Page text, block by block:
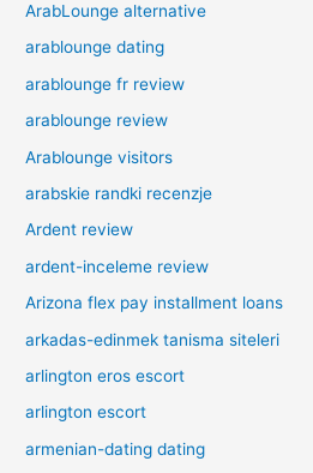
ArabLounge alternative
arablounge dating
arablounge fr review
arablounge review
Arablounge visitors
arabskie randki recenzje
Ardent review
ardent-inceleme review
Arizona flex pay installment loans
arkadas-edinmek tanisma siteleri
arlington eros escort
arlington escort
armenian-dating dating